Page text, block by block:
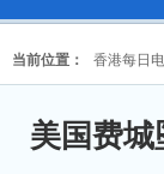
当前位置： 香港每日
美国费城